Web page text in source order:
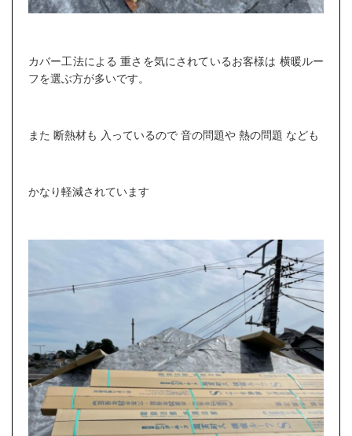
カバー工法による 重さを気にされているお客様は 横暖ルー
フを選ぶ方が多いです。
また 断熱材も 入っているので 音の問題や 熱の問題 なども
かなり軽減されています